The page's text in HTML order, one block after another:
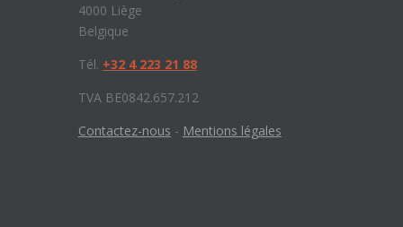
4000 Liège
Belgique
Tél. +32 4 223 21 88
TVA BE0842.657.212
Contactez-nous - Mentions légales